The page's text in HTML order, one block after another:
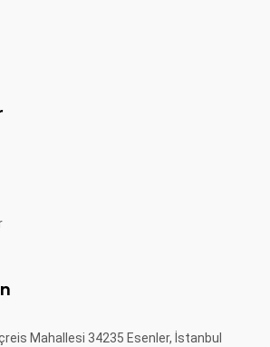
Mahallesi 34235 Esenler, İstanbul